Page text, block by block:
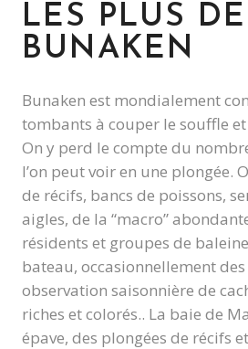
LES PLUS DE
BUNAKEN
Bunaken est mondialement
tombants à couper le souffle
On y perd le compte du
l’on peut voir en une plongée.
de récifs, bancs de poissons,
aigles, de la “macro”
résidents et groupes de
bateau, occasionnellement
observation saisonnière de
riches et colorés.. La baie de
épave, des plongées de récifs